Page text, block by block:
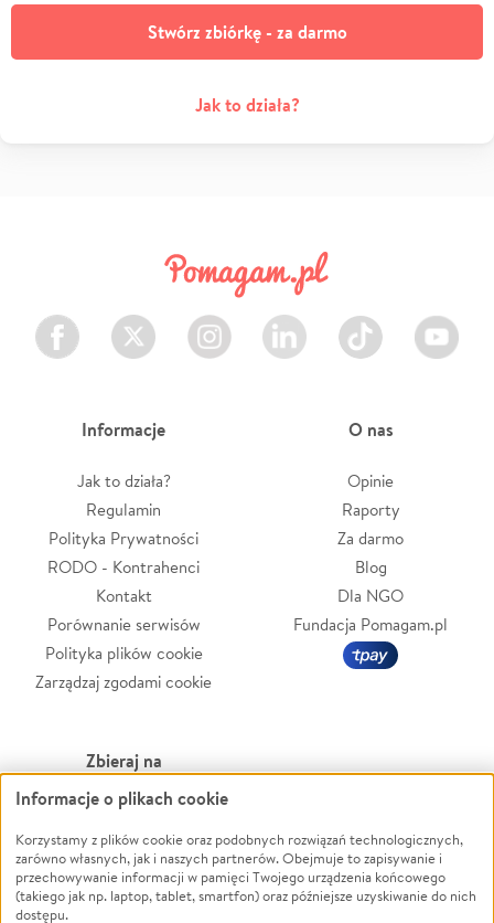
Stwórz zbiórkę - za darmo
Jak to działa?
Facebook Twitter Instagram LinkedIn TikTok Youtube
Informacje
Jak to działa?
Regulamin
Polityka Prywatności
RODO - Kontrahenci
Kontakt
Porównanie serwisów
Polityka plików cookie
Zarządzaj zgodami cookie
O nas
Opinie
Raporty
Za darmo
Blog
Dla NGO
Fundacja Pomagam.pl
Zbieraj na
Leczenie
Zwierzęta
Pożar
Ukraina
Powódź
Wichura
NGO
Informacje o plikach cookie
Korzystamy z plików cookie oraz podobnych rozwiązań technologicznych,
zarówno własnych, jak i naszych partnerów. Obejmuje to zapisywanie i
przechowywanie informacji w pamięci Twojego urządzenia końcowego
(takiego jak np. laptop, tablet, smartfon) oraz późniejsze uzyskiwanie do nich
dostępu.